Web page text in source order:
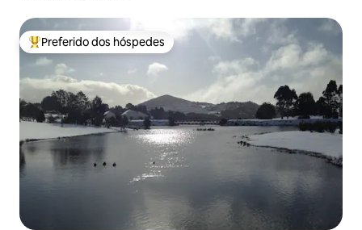
Entre os melhores preferidos dos hóspedes
Preferido dos hóspedes